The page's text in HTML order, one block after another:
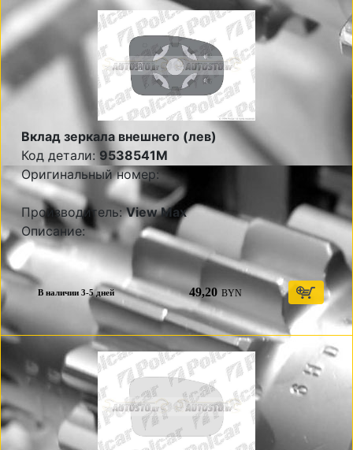
Вклад зеркала внешнего (лев)
Код детали: 9538541M
Оригинальный номер:
Производитель:View Max
Описание:
В наличии 3-5 дней 49,20 BYN